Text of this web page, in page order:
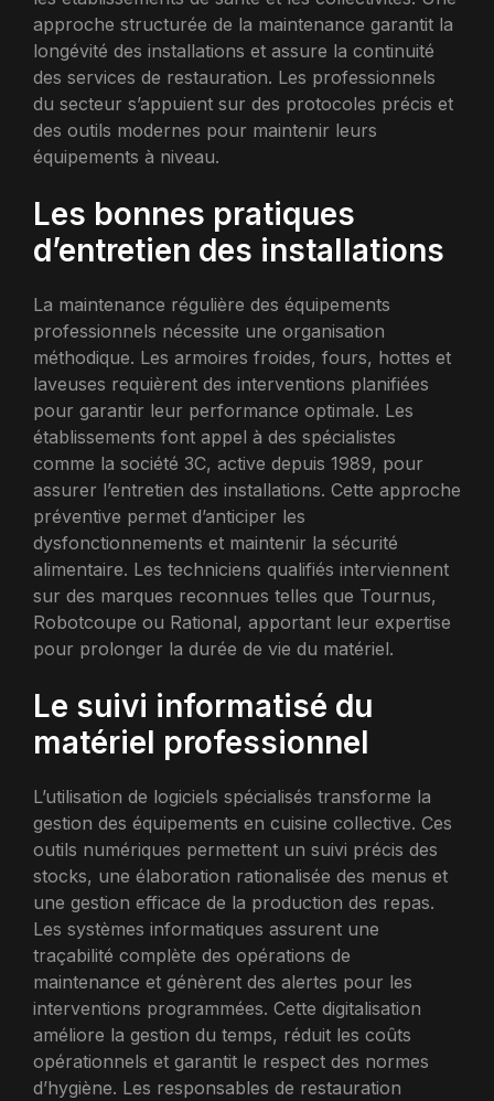
approche structurée de la maintenance garantit la
longévité des installations et assure la continuité
des services de restauration. Les professionnels
du secteur s’appuient sur des protocoles précis et
des outils modernes pour maintenir leurs
équipements à niveau.
Les bonnes pratiques
d’entretien des installations
La maintenance régulière des équipements
professionnels nécessite une organisation
méthodique. Les armoires froides, fours, hottes et
laveuses requièrent des interventions planifiées
pour garantir leur performance optimale. Les
établissements font appel à des spécialistes
comme la société 3C, active depuis 1989, pour
assurer l’entretien des installations. Cette approche
préventive permet d’anticiper les
dysfonctionnements et maintenir la sécurité
alimentaire. Les techniciens qualifiés interviennent
sur des marques reconnues telles que Tournus,
Robotcoupe ou Rational, apportant leur expertise
pour prolonger la durée de vie du matériel.
Le suivi informatisé du
matériel professionnel
L’utilisation de logiciels spécialisés transforme la
gestion des équipements en cuisine collective. Ces
outils numériques permettent un suivi précis des
stocks, une élaboration rationalisée des menus et
une gestion efficace de la production des repas.
Les systèmes informatiques assurent une
traçabilité complète des opérations de
maintenance et génèrent des alertes pour les
interventions programmées. Cette digitalisation
améliore la gestion du temps, réduit les coûts
opérationnels et garantit le respect des normes
d’hygiène. Les responsables de restauration